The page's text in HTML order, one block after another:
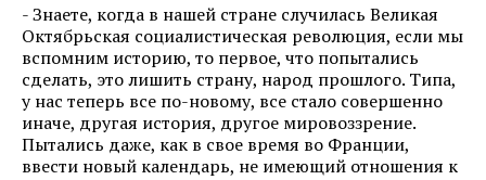
- Знаете, когда в нашей стране случилась Великая
Октябрьская социалистическая революция, если мы
вспомним историю, то первое, что попытались
сделать, это лишить страну, народ прошлого. Типа,
у нас теперь все по-новому, все стало совершенно
иначе, другая история, другое мировоззрение.
Пытались даже, как в свое время во Франции,
ввести новый календарь, не имеющий отношения к